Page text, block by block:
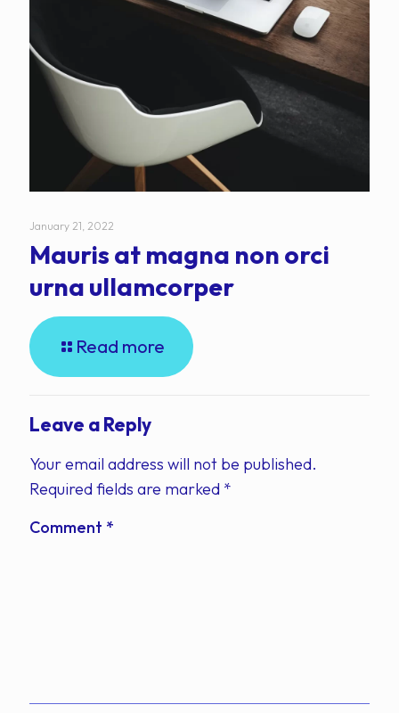
January 21, 2022
Mauris at magna non orci
urna ullamcorper
Read more
Leave a Reply
Your email address will not be published.
Required fields are marked *
Comment *